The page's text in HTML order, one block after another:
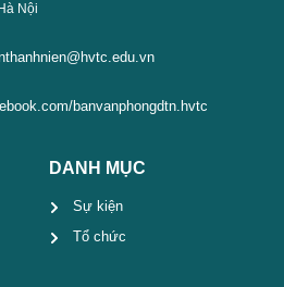
Nội
banvanphongdtn.hvtc
DANH MỤC
Sự kiện
Tổ chức